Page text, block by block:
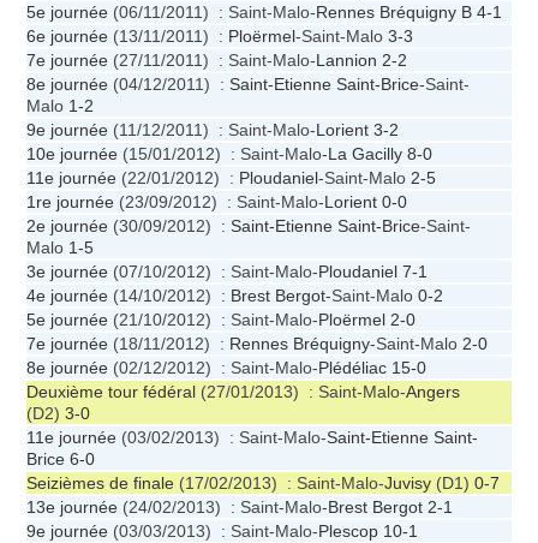
5e journée (06/11/2011) : Saint-Malo-Rennes Bréquigny B 4-1
6e journée (13/11/2011) : Ploërmel-Saint-Malo 3-3
7e journée (27/11/2011) : Saint-Malo-Lannion 2-2
8e journée (04/12/2011) : Saint-Etienne Saint-Brice-Saint-
Malo 1-2
9e journée (11/12/2011) : Saint-Malo-Lorient 3-2
10e journée (15/01/2012) : Saint-Malo-La Gacilly 8-0
11e journée (22/01/2012) : Ploudaniel-Saint-Malo 2-5
1re journée (23/09/2012) : Saint-Malo-Lorient 0-0
2e journée (30/09/2012) : Saint-Etienne Saint-Brice-Saint-
Malo 1-5
3e journée (07/10/2012) : Saint-Malo-Ploudaniel 7-1
4e journée (14/10/2012) : Brest Bergot-Saint-Malo 0-2
5e journée (21/10/2012) : Saint-Malo-Ploërmel 2-0
7e journée (18/11/2012) : Rennes Bréquigny-Saint-Malo 2-0
8e journée (02/12/2012) : Saint-Malo-Plédéliac 15-0
Deuxième tour fédéral (27/01/2013) : Saint-Malo-Angers
(D2) 3-0
11e journée (03/02/2013) : Saint-Malo-Saint-Etienne Saint-
Brice 6-0
Seizièmes de finale (17/02/2013) : Saint-Malo-Juvisy (D1) 0-7
13e journée (24/02/2013) : Saint-Malo-Brest Bergot 2-1
9e journée (03/03/2013) : Saint-Malo-Plescop 10-1